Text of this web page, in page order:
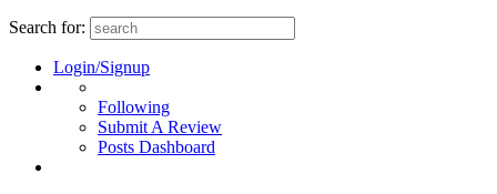
Search for:
Login/Signup
Following
Submit A Review
Posts Dashboard